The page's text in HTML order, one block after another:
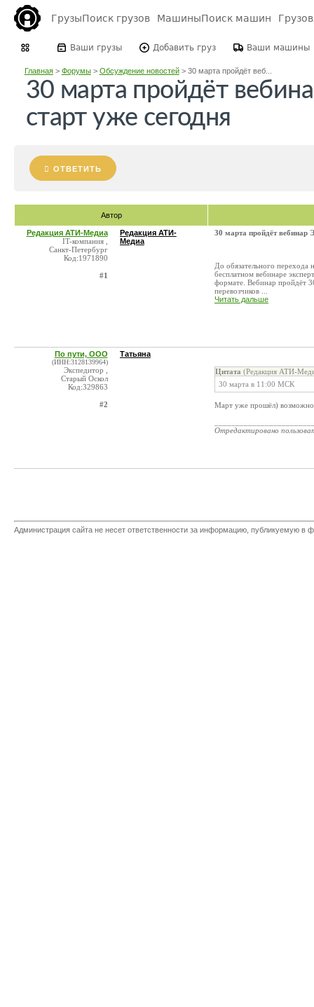
ГрузыПоиск грузов МашиныПоиск машин
Ваши грузы Добавить груз Ваши машины
Главная> Форумы> Обсуждение новостей> 30 марта пройдёт веб...
30 марта пройдёт
старт уже сегодня
ОТВЕТИТЬ
Автор
Редакция АТИ-Медиа
IT-компания ,
Санкт-Петербург
Код:1971890
#1
Редакция АТИ-
Медиа
30 марта пройдёт вебинар
До обязательного перехода
бесплатном вебинаре
формате. Вебинар пройдёт
перевозчиков ...
Читать дальше
По пути, ООО
(ИНН:3128139964)
Экспедитор ,
Старый Оскол
Код:329863
#2
Татьяна
Цитата (Редакция АТИ-
30 марта в 11:00 МСК
Март уже прошёл)
Отредактировано
Администрация сайта не несет ответственности за информацию, публикуемую